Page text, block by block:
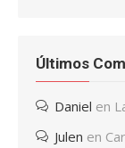
Últimos
Daniel en
Julen en